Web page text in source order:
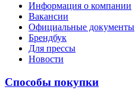
Информация о компании
Вакансии
Официальные документы
Брендбук
Для прессы
Новости
Способы покупки